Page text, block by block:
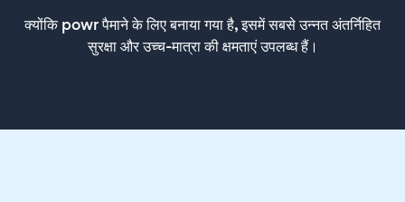
क्योंकि powr पैमाने के लिए बनाया गया है, इसमें सबसे उन्नत अंतर्निहित
सुरक्षा और उच्च-मात्रा की क्षमताएं उपलब्ध हैं।